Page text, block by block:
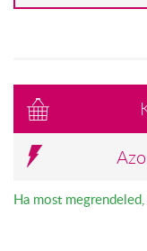
Ha most